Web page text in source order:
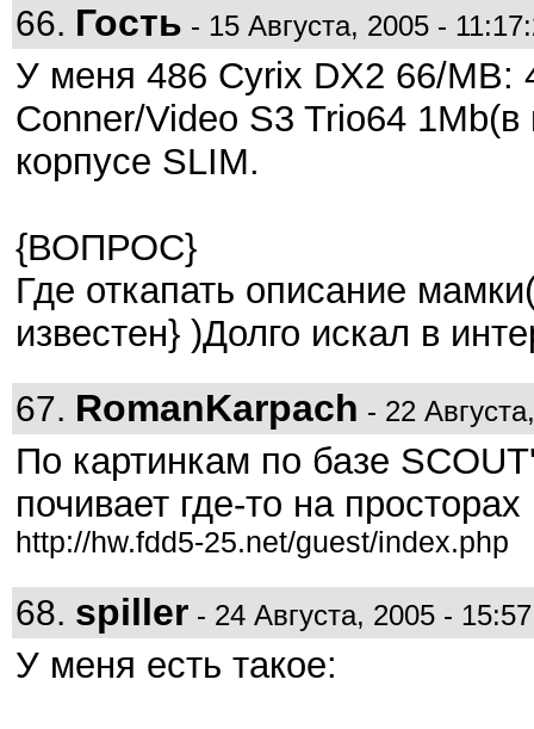
66. Гость - 15 Августа, 2005 -
У меня 486 Cyrix DX2 66/MB:
Conner/Video S3 Trio64
корпусе SLIM.
{ВОПРОС}
Где откапать описание
известен} )Долго искал в
67. RomanKarpach - 22
По картинкам по базе
почивает где-то на
http://hw.fdd5-25.net/guest/index.php
68. spiller - 24 Августа, 2005 -
У меня есть такое: